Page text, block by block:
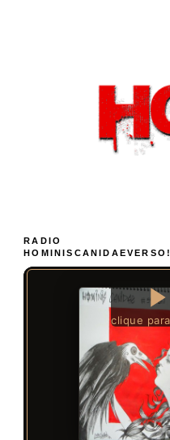
RADIO
HOMINISCANIDAEVERSO!